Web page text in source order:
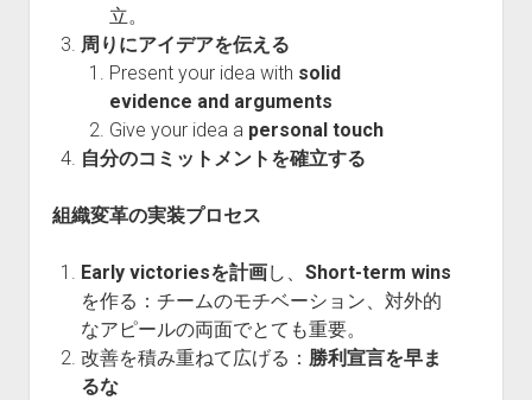
立。
周りにアイデアを伝える
Present your idea with solid
evidence and arguments
Give your idea a personal touch
自分のコミットメントを確立する
組織変革の実装プロセス
Early victoriesを計画し、 Short-term wins
を作る：チームのモチベーション、対外的
なアピールの両面でとても重要。
改善を積み重ねて広げる： 勝利宣言を早ま
るな